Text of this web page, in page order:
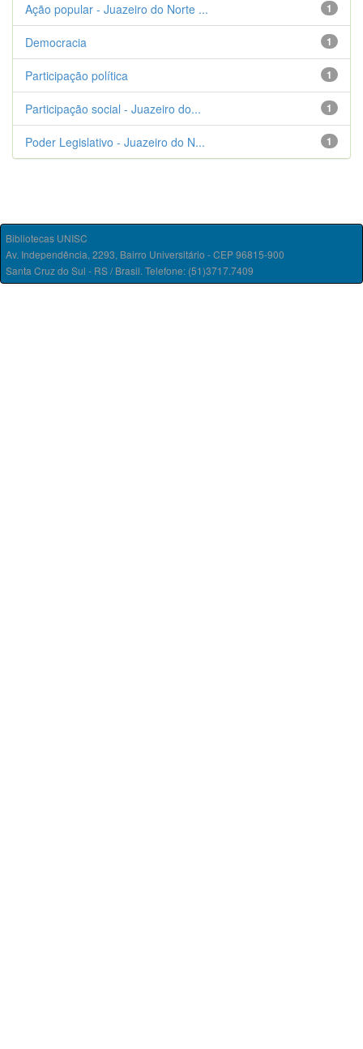
1
Ação popular - Juazeiro do Norte ...
1
Democracia
1
Participação política
1
Participação social - Juazeiro do...
1
Poder Legislativo - Juazeiro do N...
Bibliotecas UNISC
Av. Independência, 2293, Bairro Universitário - CEP 96815-900
Santa Cruz do Sul - RS / Brasil. Telefone: (51)3717.7409